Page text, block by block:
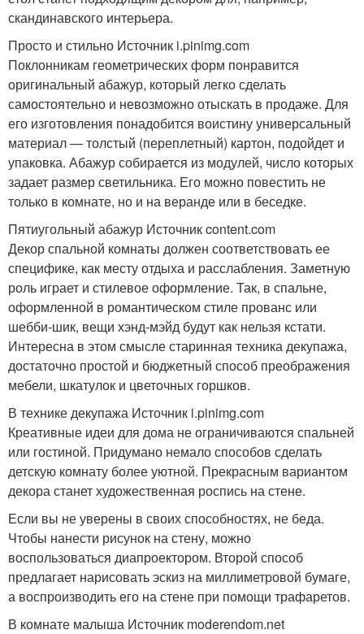
скандинавского интерьера.
Просто и стильно Источник i.pinimg.com
Поклонникам геометрических форм понравится
оригинальный абажур, который легко сделать
самостоятельно и невозможно отыскать в продаже. Для
его изготовления понадобится воистину универсальный
материал — толстый (переплетный) картон, подойдет и
упаковка. Абажур собирается из модулей, число которых
задает размер светильника. Его можно повестить не
только в комнате, но и на веранде или в беседке.
Пятиугольный абажур Источник content.com
Декор спальной комнаты должен соответствовать ее
специфике, как месту отдыха и расслабления. Заметную
роль играет и стилевое оформление. Так, в спальне,
оформленной в романтическом стиле прованс или
шебби-шик, вещи хэнд-мэйд будут как нельзя кстати.
Интересна в этом смысле старинная техника декупажа,
достаточно простой и бюджетный способ преображения
мебели, шкатулок и цветочных горшков.
В технике декупажа Источник i.pinimg.com
Креативные идеи для дома не ограничиваются спальней
или гостиной. Придумано немало способов сделать
детскую комнату более уютной. Прекрасным вариантом
декора станет художественная роспись на стене.
Если вы не уверены в своих способностях, не беда.
Чтобы нанести рисунок на стену, можно
воспользоваться диапроектором. Второй способ
предлагает нарисовать эскиз на миллиметровой бумаге,
а воспроизводить его на стене при помощи трафаретов.
В комнате малыша Источник moderendom.net